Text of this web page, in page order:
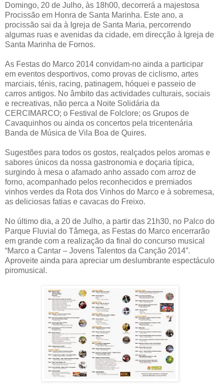
Domingo, 20 de Julho, às 18h00, decorrerá a majestosa
Procissão em Honra de Santa Marinha. Este ano, a
procissão sai da à Igreja de Santa Maria, percorrendo
algumas ruas e avenidas da cidade, em direcção à Igreja de
Santa Marinha de Fornos.
As Festas do Marco 2014 convidam-no ainda a participar
em eventos desportivos, como provas de ciclismo, artes
marciais, ténis, racing, patinagem, hóquei e passeio de
carros antigos. No âmbito das actividades culturais, sociais
e recreativas, não perca a Noite Solidária da
CERCIMARCO; o Festival de Folclore; os Grupos de
Cavaquinhos ou ainda os concertos pela tricentenária
Banda de Música de Vila Boa de Quires.
Sugestões para todos os gostos, realçados pelos aromas e
sabores únicos da nossa gastronomia e doçaria típica,
surgindo à mesa o afamado anho assado com arroz de
forno, acompanhado pelos reconhecidos e premiados
vinhos verdes da Rota dos Vinhos do Marco e à sobremesa,
as deliciosas fatias e cavacas do Freixo.
No último dia, a 20 de Julho, a partir das 21h30, no Palco do
Parque Fluvial do Tâmega, as Festas do Marco encerrarão
em grande com a realização da final do concurso musical
“Marco a Cantar – Jovens Talentos da Canção 2014”.
Aproveite ainda para apreciar um deslumbrante espectáculo
piromusical.